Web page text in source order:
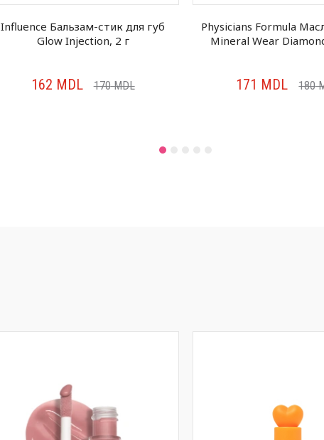
Influence Бальзам-стик для губ
Glow Injection, 2 г
162 MDL 170MDL
Physicians Formula
Mineral Wear
171 MDL 180